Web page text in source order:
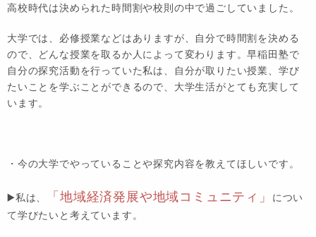
高校時代は決められた時間割や校則の中で過ごしていました。
大学では、必修授業などはありますが、自分で時間割を決める
ので、どんな授業を取るか人によって変わります。早稲田塾で
自分の探究活動を行っていた私は、自分が取りたい授業、学び
たいことを学ぶことができるので、大学生活がとても充実して
います。
・今の大学でやっていることや探究内容を教えてほしいです。
▶️私は、 「地域経済発展や地域コミュニティ」
につい
て学びたいと考えています。